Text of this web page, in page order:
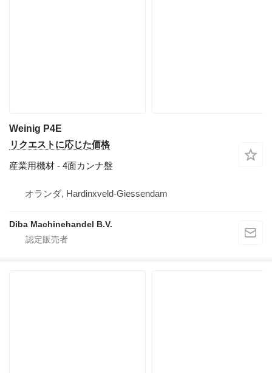
Weinig P4E
リクエストに応じた価格
産業用機材 - 4面カンナ盤
オランダ, Hardinxveld-Giessendam
Diba Machinehandel B.V.